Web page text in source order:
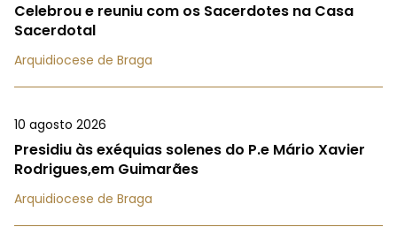
Celebrou e reuniu com os Sacerdotes na Casa
Sacerdotal
Arquidiocese de Braga
10 agosto 2026
Presidiu às exéquias solenes do P.e Mário Xavier
Rodrigues,em Guimarães
Arquidiocese de Braga